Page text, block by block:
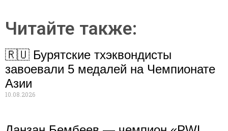
Читайте также:
🇷🇺 Бурятские тхэквондисты
завоевали 5 медалей на Чемпионате
Азии
10.08.2026